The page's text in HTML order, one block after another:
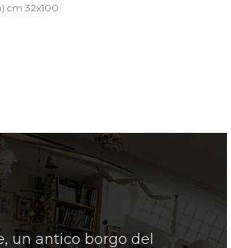
cm 32x100
un antico borgo del